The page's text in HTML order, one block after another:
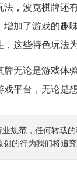
法，波克棋牌还
增加了游戏的趣
这些特色玩法
牌无论是游戏体
平台，无论是
业规范，任何转载
创的行为我们将追